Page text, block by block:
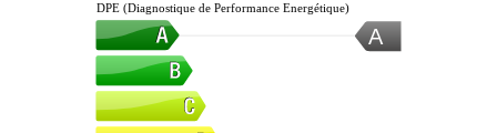
A
DPE (Diagnostique de Performance Energétique)